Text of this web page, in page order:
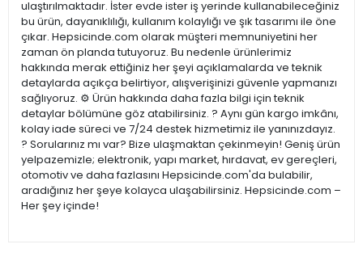
ulaştırılmaktadır. İster evde ister iş yerinde kullanabileceğiniz
bu ürün, dayanıklılığı, kullanım kolaylığı ve şık tasarımı ile öne
çıkar. Hepsicinde.com olarak müşteri memnuniyetini her
zaman ön planda tutuyoruz. Bu nedenle ürünlerimiz
hakkında merak ettiğiniz her şeyi açıklamalarda ve teknik
detaylarda açıkça belirtiyor, alışverişinizi güvenle yapmanızı
sağlıyoruz. ⚙️ Ürün hakkında daha fazla bilgi için teknik
detaylar bölümüne göz atabilirsiniz. ? Aynı gün kargo imkânı,
kolay iade süreci ve 7/24 destek hizmetimiz ile yanınızdayız.
? Sorularınız mı var? Bize ulaşmaktan çekinmeyin! Geniş ürün
yelpazemizle; elektronik, yapı market, hırdavat, ev gereçleri,
otomotiv ve daha fazlasını Hepsicinde.com'da bulabilir,
aradığınız her şeye kolayca ulaşabilirsiniz. Hepsicinde.com –
Her şey içinde!